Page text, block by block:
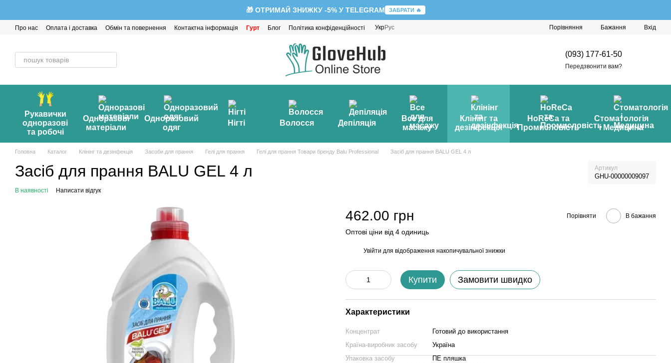
🎁 ОТРИМАЙ ЗНИЖКУ -5% У TELEGRAM ЗАБРАТИ 🔥
Про нас Оплата і доставка Обмін та повернення Контактна інформація Гурт Блог Політика конфіденційності УкрРус Порівняння Бажання Вхід
(093) 177-61-50
Передзвонити вам?
Рукавички
одноразові
та робочі
Одноразові
матеріали
Одноразовий
одяг
Нігті Волосся Депіляція
Все для
масажу
Клінінг та
дезінфекція
HoReCa та
Промисловість
Стоматологія
і Медицина
Головна Каталог Клінінг та дезінфекція Засоби для прання Гелі для прання Гелі для прання Товари бренду Balu Professional Засіб для прання BALU GEL 4 л
Засіб для прання BALU GEL 4 л Артикул
GHU-00000009097
В наявності Написати відгук
462.00 грн Порівняти В бажання
Оптові ціни від 4 одиниць
Увійти для відображення накопичувальної знижки
Купити Замовити швидко
Характеристики
Концентрат
Готовий до використання
Країна-виробник засобу
Україна
Упаковка засобу
ПЕ пляшка